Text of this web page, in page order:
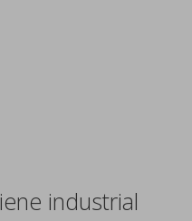
industrial